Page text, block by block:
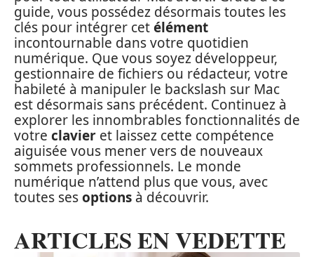
guide, vous possédez désormais toutes les
clés pour intégrer cetélément
incontournable dans votre quotidien
numérique. Que vous soyez développeur,
gestionnaire de fichiers ou rédacteur, votre
habileté à manipuler le backslash sur Mac
est désormais sans précédent. Continuez à
explorer les innombrables fonctionnalités de
votre clavier et laissez cette compétence
aiguisée vous mener vers de nouveaux
sommets professionnels. Le monde
numérique n’attend plus que vous, avec
toutes sesoptions à découvrir.
ARTICLES EN VEDETTE